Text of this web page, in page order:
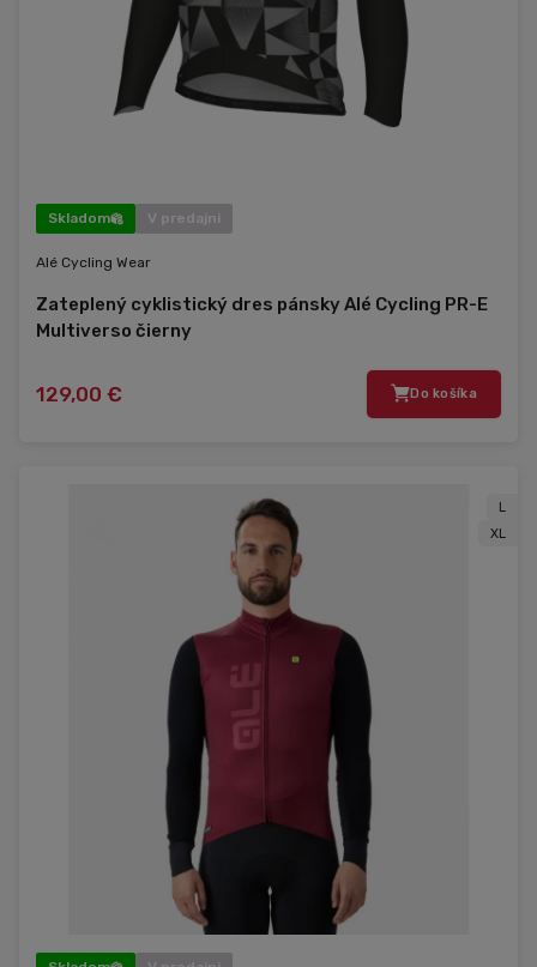
Skladom V predajni
Alé Cycling Wear
Zateplený cyklistický dres pánsky Alé Cycling PR-E
Multiverso čierny
129,00 € Do košíka
L
XL